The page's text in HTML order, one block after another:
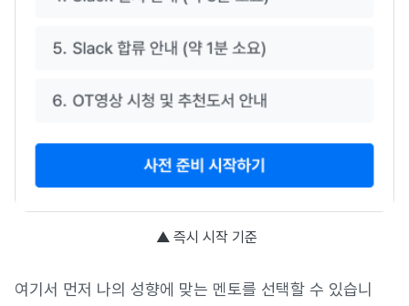
▲ 즉시 시작 기준
여기서 먼저 나의 성향에 맞는 멘토를 선택할 수 있습니